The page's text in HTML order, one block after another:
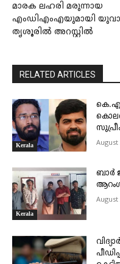
മാരക ലഹരി മരുന്നായ
എംഡിഎംഎയുമായി
തൃശൂരിൽ അറസ്റ്റിൽ
RELATED ARTICLES
Kerala August
Kerala
ബാർ
August